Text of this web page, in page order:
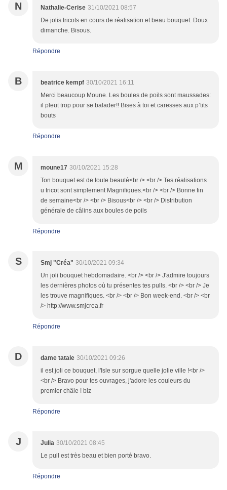
N Nathalie-Cerise 31/10/2021 08:57
De jolis tricots en cours de réalisation et beau bouquet. Doux
dimanche. Bisous.
Répondre
B beatrice kempf 30/10/2021 16:11
Merci beaucoup Moune. Les boules de poils sont maussades:
il pleut trop pour se balader!! Bises à toi et caresses aux p’tits
bouts
Répondre
M moune17 30/10/2021 15:28
Ton bouquet est de toute beauté<br /> <br /> Tes réalisations
u tricot sont simplement Magnifiques.<br /> <br /> Bonne fin
de semaine<br /> <br /> Bisous<br /> <br /> Distribution
générale de câlins aux boules de poils
Répondre
S Smj "Créa" 30/10/2021 09:34
Un joli bouquet hebdomadaire. <br /> <br /> J'admire toujours
les dernières photos où tu présentes tes pulls. <br /> <br /> Je
les trouve magnifiques. <br /> <br /> Bon week-end. <br /> <br
/> http://www.smjcrea.fr
Répondre
D dame tatale 30/10/2021 09:26
il est joli ce bouquet, l'Isle sur sorgue quelle jolie ville !<br />
<br /> Bravo pour tes ouvrages, j'adore les couleurs du
premier châle ! biz
Répondre
J Julia 30/10/2021 08:45
Le pull est très beau et bien porté bravo.
Répondre